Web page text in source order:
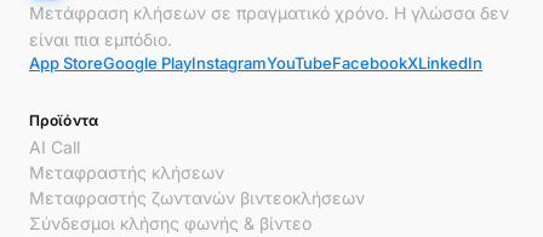
Μετάφραση κλήσεων σε πραγματικό χρόνο. Η γλώσσα δεν
είναι πια εμπόδιο.
App StoreGoogle PlayInstagramYouTubeFacebookXLinkedIn
Προϊόντα
AI Call
Μεταφραστής κλήσεων
Μεταφραστής ζωντανών βιντεοκλήσεων
Σύνδεσμοι κλήσης φωνής & βίντεο